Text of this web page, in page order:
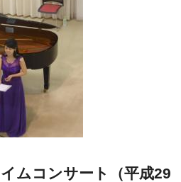
ムコンサート（平成29